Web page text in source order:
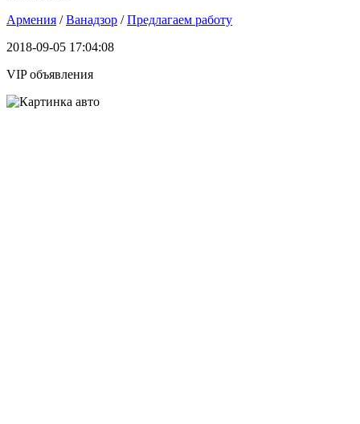
Армения /Ванадзор /Предлагаем работу
2018-09-05 17:04:08
VIP объявления